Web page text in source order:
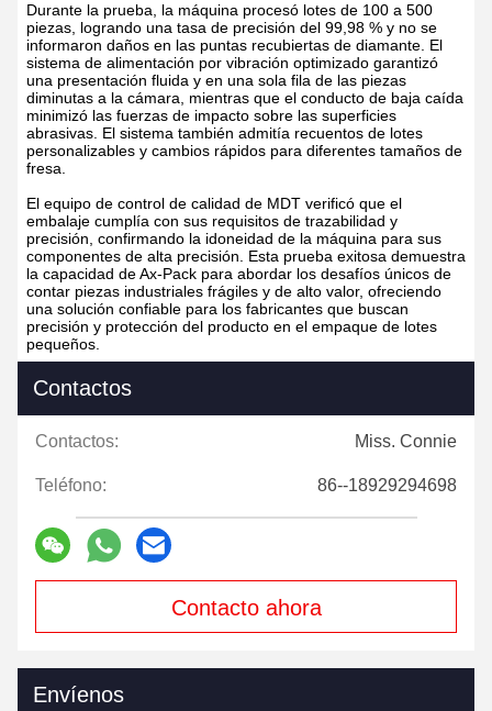
Durante la prueba, la máquina procesó lotes de 100 a 500
piezas, logrando una tasa de precisión del 99,98 % y no se
informaron daños en las puntas recubiertas de diamante. El
sistema de alimentación por vibración optimizado garantizó
una presentación fluida y en una sola fila de las piezas
diminutas a la cámara, mientras que el conducto de baja caída
minimizó las fuerzas de impacto sobre las superficies
abrasivas. El sistema también admitía recuentos de lotes
personalizables y cambios rápidos para diferentes tamaños de
fresa.
El equipo de control de calidad de MDT verificó que el
embalaje cumplía con sus requisitos de trazabilidad y
precisión, confirmando la idoneidad de la máquina para sus
componentes de alta precisión. Esta prueba exitosa demuestra
la capacidad de Ax-Pack para abordar los desafíos únicos de
contar piezas industriales frágiles y de alto valor, ofreciendo
una solución confiable para los fabricantes que buscan
precisión y protección del producto en el empaque de lotes
pequeños.
Contactos
Contactos: Miss. Connie
Teléfono: 86--18929294698
Contacto ahora
Envíenos